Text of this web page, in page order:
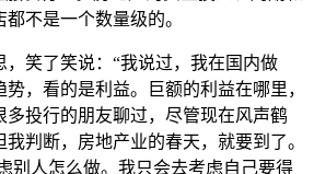
不是一个数量级的。
笑了笑说：“我说过，我在国内做
，看的是利益。巨额的利益在哪里，
多投行的朋友聊过，尽管现在风声鹤
判断，房地产业的春天，就要到了。
别人怎么做。我只会去考虑自己要得